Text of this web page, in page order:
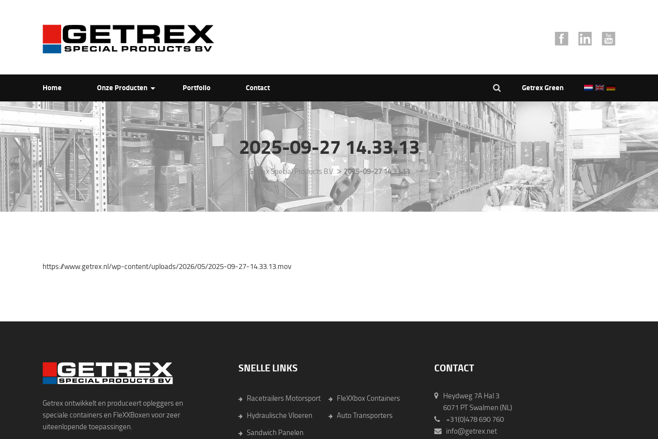
Home Onze Producten Portfolio Contact Getrex Green
2025-09-27 14.33.13
Getrex Special Products B.V.>2025-09-27 14.33.13
https://www.getrex.nl/wp-content/uploads/2026/05/2025-09-27-14.33.13.mov
Getrex ontwikkelt en produceert opleggers en
speciale containers en FleXXBoxen voor zeer
uiteenlopende toepassingen.
SNELLE LINKS
Racetrailers Motorsport
FleXXbox Containers
Hydraulische Vloeren
Auto Transporters
Sandwich Panelen
CONTACT
Heydweg 7A Hal 3
6071 PT Swalmen (NL)
+31(0)478 690 760
info@getrex.net